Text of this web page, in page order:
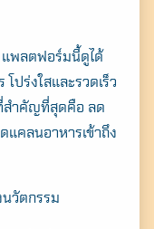
พลตฟอร์มนี้ดูได้
โปร่งใสและรวดเร็ว
ที่สำคัญที่สุดคือ ลด
คลนอาหารเข้าถึง
วัตกรรม